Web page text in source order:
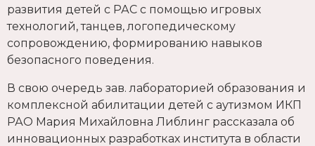
развития детей с РАС с помощью игровых
технологий, танцев, логопедическому
сопровождению, формированию навыков
безопасного поведения.
В свою очередь зав. лабораторией образования и
комплексной абилитации детей с аутизмом ИКП
РАО Мария Михайловна Либлинг рассказала об
инновационных разработках института в области